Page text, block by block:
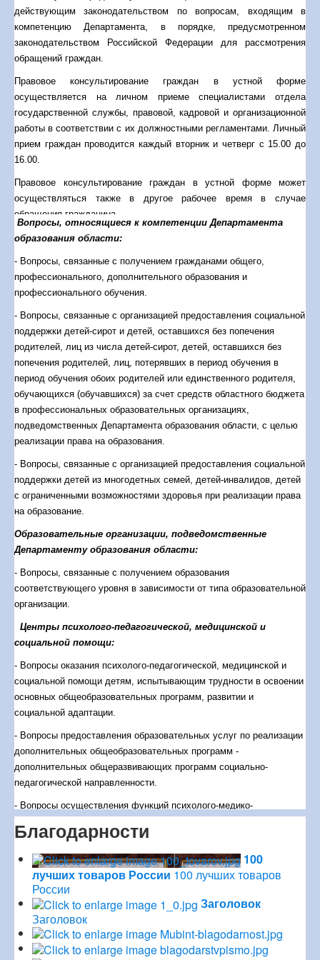
действующим законодательством по вопросам, входящим в
компетенцию Департамента, в порядке, предусмотренном
законодательством Российской Федерации для рассмотрения
обращений граждан.
Правовое консультирование граждан в устной форме
осуществляется на личном приеме специалистами отдела
государственной службы, правовой, кадровой и организационной
работы в соответствии с их должностными регламентами. Личный
прием граждан проводится каждый вторник и четверг с 15.00 до
16.00.
Правовое консультирование граждан в устной форме может
осуществляться также в другое рабочее время в случае
обращения гражданина.
Консультирование в письменной форме осуществляется в
обращений граждан.
Согласно уставам учреждений, подведомственным Департаменту
бесплатную юридическую помощь в виде правового
консультирования в устной и письменной форме по вопросам,
относящимся к компетенции учреждений, в порядке,
установленном законодательством Российской Федерации для
рассмотрения обращений граждан.
Приказ Департамента образования Вологодской области от 2
марта 2017 года № 637 «Об утверждении Порядка оказания
гражданам бесплатной юридической помощи в Департаменте
Перечень учреждений, подведомственных Департаменту
образования области, которые входят в государственную систему
бесплатной юридической помощи на территории области и
соответствии с действующим законодательством области в
пределах своей компетенции
Перечень вопросов, относящихся к компетенции
Департамента образования области и подведомственных
учреждений:
Вопросы, относящиеся к компетенции Департамента
образования области:
- Вопросы, связанные с получением гражданами общего,
профессионального, дополнительного образования и
профессионального обучения.
- Вопросы, связанные с организацией предоставления социальной
поддержки детей-сирот и детей, оставшихся без попечения
родителей, лиц из числа детей-сирот, детей, оставшихся без
попечения родителей, лиц, потерявших в период обучения в
период обучения обоих родителей или единственного родителя,
обучающихся (обучавшихся) за счет средств областного бюджета
в профессиональных образовательных организациях,
подведомственных Департамента образования области, с целью
реализации права на образования.
- Вопросы, связанные с организацией предоставления социальной
поддержки детей из многодетных семей, детей-инвалидов, детей
с ограниченными возможностями здоровья при реализации права
на образование.
Образовательные организации, подведомственные
Департаменту образования области:
- Вопросы, связанные с получением образования
соответствующего уровня в зависимости от типа образовательной
организации.
Центры психолого-педагогической, медицинской и
социальной помощи:
- Вопросы оказания психолого-педагогической, медицинской и
социальной помощи детям, испытывающим трудности в освоении
основных общеобразовательных программ, развитии и
социальной адаптации.
- Вопросы предоставления образовательных услуг по реализации
дополнительных общеобразовательных программ -
дополнительных общеразвивающих программ социально-
педагогической направленности.
- Вопросы осуществления функций психолого-медико-
Бюджетное учреждение системы образования Вологодской
области «Центр информатизации и оценки качества
образования»:
- Вопросы, связанные с техническим, методическим,
организационным инструктивным, организационным обеспечением
мероприятий, направленных на повышение качества и
доступности образования в Вологодской области, в том числе:
Благодарности
100
лучших товаров России 100 лучших товаров
России
Заголовок
Заголовок